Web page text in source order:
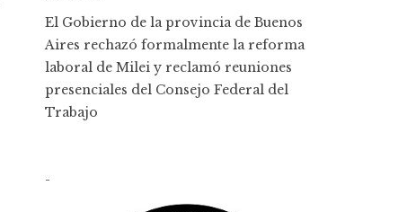
El Gobierno de la provincia de Buenos
Aires rechazó formalmente la reforma
laboral de Milei y reclamó reuniones
presenciales del Consejo Federal del
Trabajo
-